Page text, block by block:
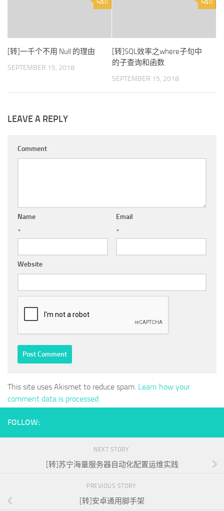
0
[转]一千个不用 Null 的理由
SEPTEMBER 15, 2018
0
[转]SQL效率之where子句中
的子查询和函数
SEPTEMBER 15, 2018
LEAVE A REPLY
Comment
Name
*
Email
*
Website
This site uses Akismet to reduce spam. Learn how your
comment data is processed.
FOLLOW:
NEXT STORY
[转]苏宁海量服务器自动化配置运维实践
PREVIOUS STORY
[转]安卓通用脚手架